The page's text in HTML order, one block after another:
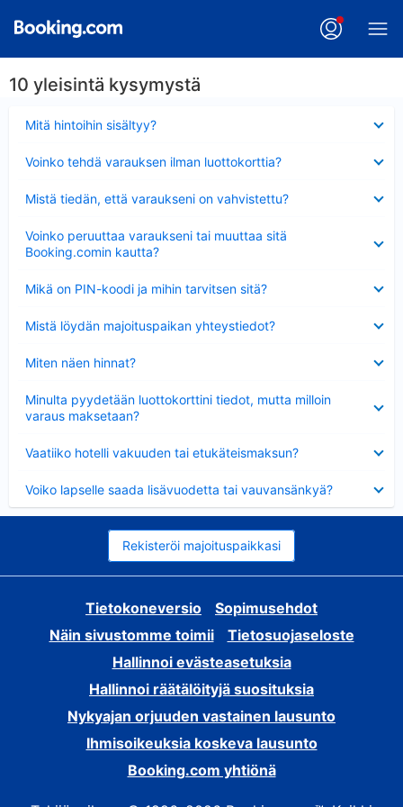
10 yleisintä kysymystä
Mitä hintoihin sisältyy?
Voinko tehdä varauksen ilman luottokorttia?
Mistä tiedän, että varaukseni on vahvistettu?
Voinko peruuttaa varaukseni tai muuttaa sitä
Booking.comin kautta?
Mikä on PIN-koodi ja mihin tarvitsen sitä?
Mistä löydän majoituspaikan yhteystiedot?
Miten näen hinnat?
Minulta pyydetään luottokorttini tiedot, mutta milloin
varaus maksetaan?
Vaatiiko hotelli vakuuden tai etukäteismaksun?
Voiko lapselle saada lisävuodetta tai vauvansänkyä?
Rekisteröi majoituspaikkasi
Tietokoneversio
Sopimusehdot
Näin sivustomme toimii
Tietosuojaseloste
Hallinnoi evästeasetuksia
Hallinnoi räätälöityjä suosituksia
Nykyajan orjuuden vastainen lausunto
Ihmisoikeuksia koskeva lausunto
Booking.com yhtiönä